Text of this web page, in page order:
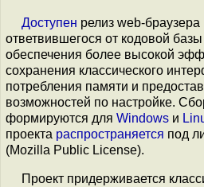
Доступен релиз web-браузера
ответвившегося от кодовой
обеспечения более высокой
cохранения классического
потребления памяти и
возможностей по настройке.
формируются для Windows и
проекта распространяется под
(Mozilla Public License).
Проект придерживается